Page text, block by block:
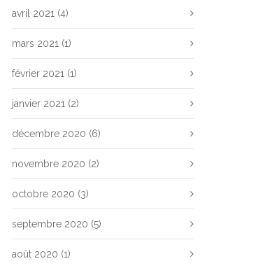
avril 2021 (4)
mars 2021 (1)
février 2021 (1)
janvier 2021 (2)
décembre 2020 (6)
novembre 2020 (2)
octobre 2020 (3)
septembre 2020 (5)
août 2020 (1)